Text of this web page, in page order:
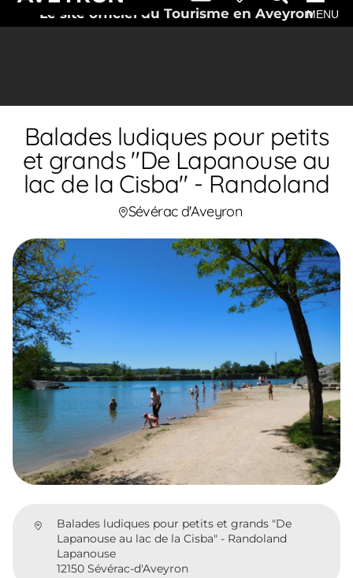
Le site officiel du Tourisme en AveyronMENU
Balades ludiques pour petits
et grands "De Lapanouse au
lac de la Cisba" - Randoland
Sévérac d'Aveyron
Balades ludiques pour petits et grands "De
Lapanouse au lac de la Cisba" - Randoland
Lapanouse
12150 Sévérac-d'Aveyron